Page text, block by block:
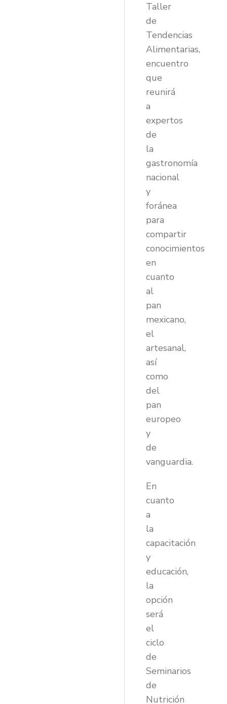
Taller
de
Tendencias
Alimentarias,
encuentro
que
reunirá
a
expertos
de
la
gastronomía
nacional
y
foránea
para
compartir
conocimientos
en
cuanto
al
pan
mexicano,
el
artesanal,
así
como
del
pan
europeo
y
de
vanguardia.
En
cuanto
a
la
capacitación
y
educación,
la
opción
será
el
ciclo
de
Seminarios
de
Nutrición